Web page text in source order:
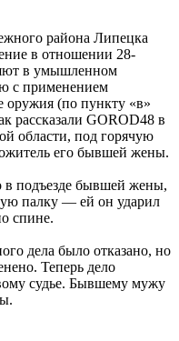
района Липецка
в отношении 28-
в умышленном
с применением
оружия (по пункту «в»
рассказали GOROD48 в
области, под горячую
его бывшей жены.
в подъезде бывшей жены,
палку — ей он ударил
спине.
дела было отказано, но
Теперь дело
судье. Бывшему мужу